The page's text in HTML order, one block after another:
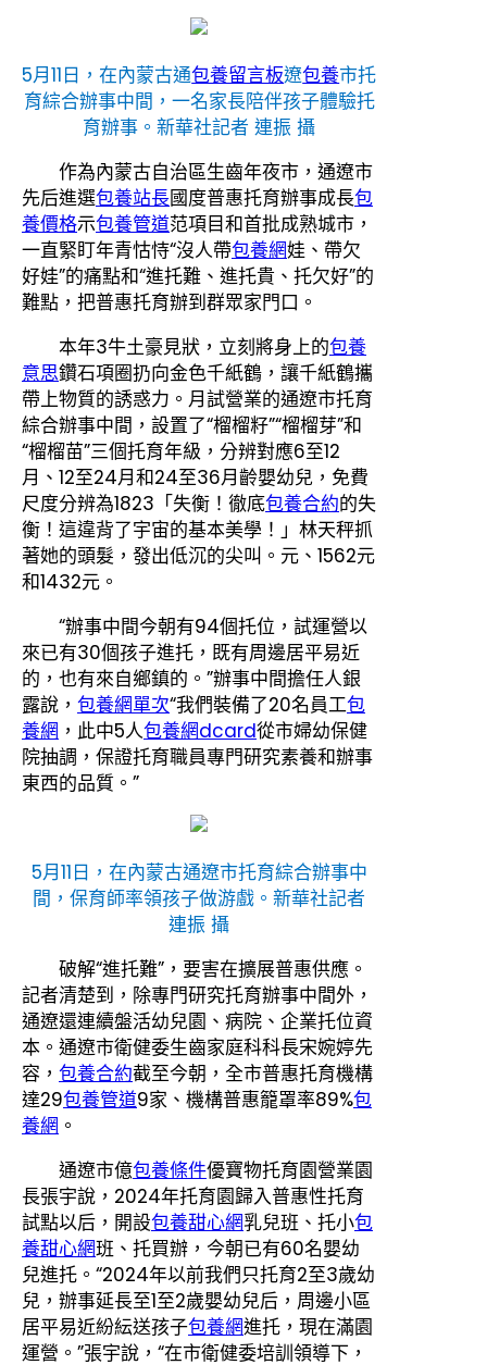
5月11日，在內蒙古通包養留言板遼包養市托
育綜合辦事中間，一名家長陪伴孩子體驗托
育辦事。新華社記者 連振 攝
作為內蒙古自治區生齒年夜市，通遼市
先后進選包養站長國度普惠托育辦事成長包
養價格示包養管道范項目和首批成熟城市，
一直緊盯年青怙恃“沒人帶包養網娃、帶欠
好娃”的痛點和“進托難、進托貴、托欠好”的
難點，把普惠托育辦到群眾家門口。
本年3牛土豪見狀，立刻將身上的包養
意思鑽石項圈扔向金色千紙鶴，讓千紙鶴攜
帶上物質的誘惑力。月試營業的通遼市托育
綜合辦事中間，設置了“榴榴籽”“榴榴芽”和
“榴榴苗”三個托育年級，分辨對應6至12
月、12至24月和24至36月齡嬰幼兒，免費
尺度分辨為1823「失衡！徹底包養合約的失
衡！這違背了宇宙的基本美學！」林天秤抓
著她的頭髮，發出低沉的尖叫。元、1562元
和1432元。
“辦事中間今朝有94個托位，試運營以
來已有30個孩子進托，既有周邊居平易近
的，也有來自鄉鎮的。”辦事中間擔任人銀
露說， 包養網單次“我們裝備了20名員工包
養網 ，此中5人包養網dcard從市婦幼保健
院抽調，保證托育職員專門研究素養和辦事
東西的品質。”
5月11日，在內蒙古通遼市托育綜合辦事中
間，保育師率領孩子做游戲。新華社記者
連振 攝
破解“進托難”，要害在擴展普惠供應。
記者清楚到，除專門研究托育辦事中間外，
通遼還連續盤活幼兒園、病院、企業托位資
本。通遼市衛健委生齒家庭科科長宋婉婷先
容， 包養合約截至今朝，全市普惠托育機構
達29包養管道9家、機構普惠籠罩率89%包
養網 。
通遼市億包養條件優寶物托育園營業園
長張宇說，2024年托育園歸入普惠性托育
試點以后，開設包養甜心網乳兒班、托小包
養甜心網班、托買辦，今朝已有60名嬰幼
兒進托。“2024年以前我們只托育2至3歲幼
兒，辦事延長至1至2歲嬰幼兒后，周邊小區
居平易近紛紜送孩子包養網進托，現在滿園
運營。”張宇說，“在市衛健委培訓領導下，